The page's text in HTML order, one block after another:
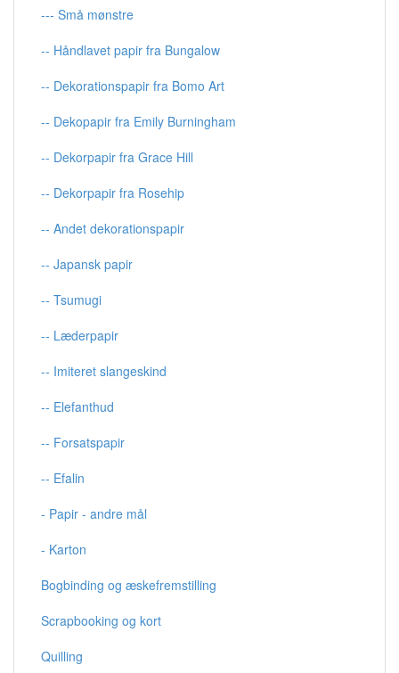
--- Små mønstre
-- Håndlavet papir fra Bungalow
-- Dekorationspapir fra Bomo Art
-- Dekopapir fra Emily Burningham
-- Dekorpapir fra Grace Hill
-- Dekorpapir fra Rosehip
-- Andet dekorationspapir
-- Japansk papir
-- Tsumugi
-- Læderpapir
-- Imiteret slangeskind
-- Elefanthud
-- Forsatspapir
-- Efalin
- Papir - andre mål
- Karton
Bogbinding og æskefremstilling
Scrapbooking og kort
Quilling